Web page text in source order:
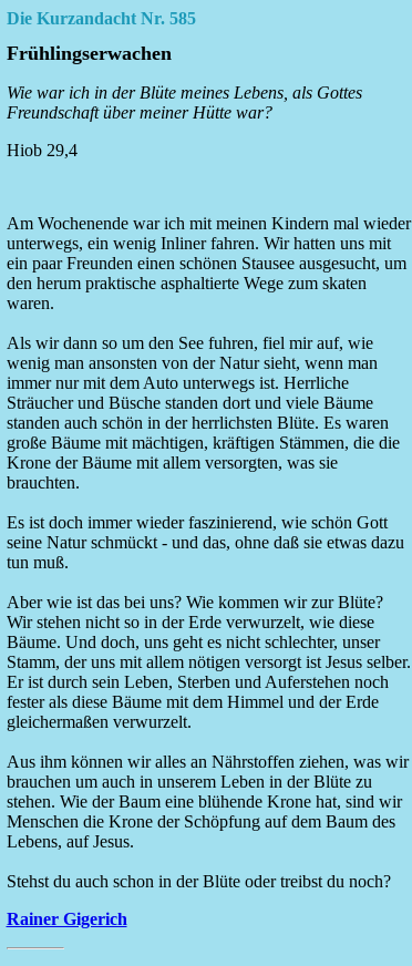
Die Kurzandacht Nr. 585
Frühlingserwachen
Wie war ich in der Blüte meines Lebens, als Gottes
Freundschaft über meiner Hütte war?
Hiob 29,4
Am Wochenende war ich mit meinen Kindern mal wieder
unterwegs, ein wenig Inliner fahren. Wir hatten uns mit
ein paar Freunden einen schönen Stausee ausgesucht, um
den herum praktische asphaltierte Wege zum skaten
waren.
Als wir dann so um den See fuhren, fiel mir auf, wie
wenig man ansonsten von der Natur sieht, wenn man
immer nur mit dem Auto unterwegs ist. Herrliche
Sträucher und Büsche standen dort und viele Bäume
standen auch schön in der herrlichsten Blüte. Es waren
große Bäume mit mächtigen, kräftigen Stämmen, die die
Krone der Bäume mit allem versorgten, was sie
brauchten.
Es ist doch immer wieder faszinierend, wie schön Gott
seine Natur schmückt - und das, ohne daß sie etwas dazu
tun muß.
Aber wie ist das bei uns? Wie kommen wir zur Blüte?
Wir stehen nicht so in der Erde verwurzelt, wie diese
Bäume. Und doch, uns geht es nicht schlechter, unser
Stamm, der uns mit allem nötigen versorgt ist Jesus selber.
Er ist durch sein Leben, Sterben und Auferstehen noch
fester als diese Bäume mit dem Himmel und der Erde
gleichermaßen verwurzelt.
Aus ihm können wir alles an Nährstoffen ziehen, was wir
brauchen um auch in unserem Leben in der Blüte zu
stehen. Wie der Baum eine blühende Krone hat, sind wir
Menschen die Krone der Schöpfung auf dem Baum des
Lebens, auf Jesus.
Stehst du auch schon in der Blüte oder treibst du noch?
Rainer Gigerich